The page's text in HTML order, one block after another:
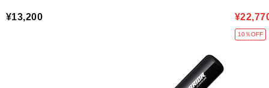
¥13,200
10％OFF